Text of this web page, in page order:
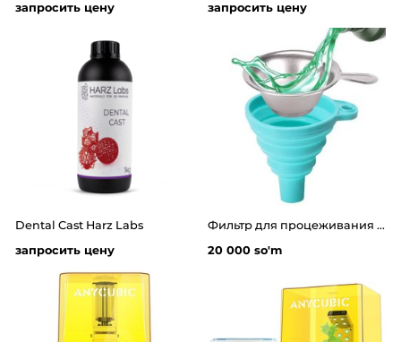
запросить цену
запросить цену
Dental Cast Harz Labs
запросить цену
Фильтр для процеживания фотополимерной смолы
20 000 so'm